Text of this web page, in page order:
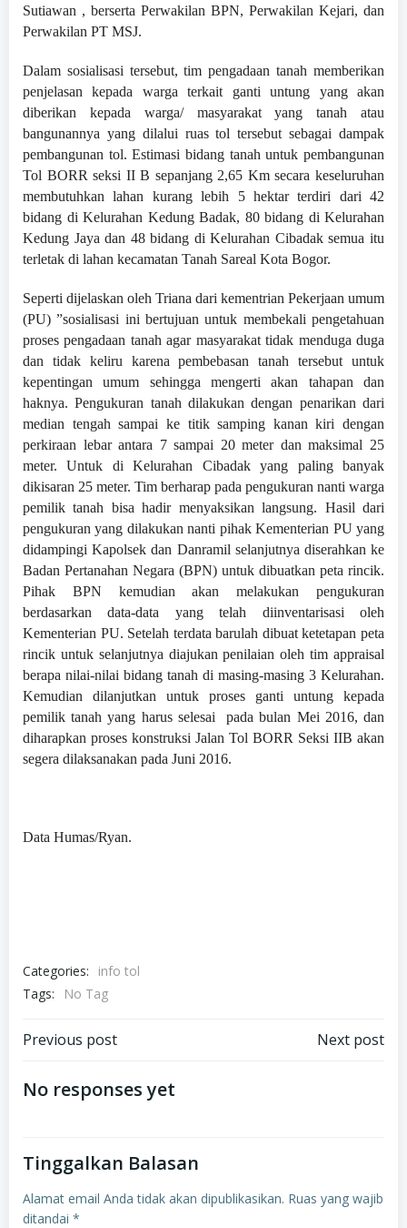
Sutiawan , berserta Perwakilan BPN, Perwakilan Kejari, dan
Perwakilan PT MSJ.
Dalam sosialisasi tersebut, tim pengadaan tanah memberikan
penjelasan kepada warga terkait ganti untung yang akan
diberikan kepada warga/ masyarakat yang tanah atau
bangunannya yang dilalui ruas tol tersebut sebagai dampak
pembangunan tol. Estimasi bidang tanah untuk pembangunan
Tol BORR seksi II B sepanjang 2,65 Km secara keseluruhan
membutuhkan lahan kurang lebih 5 hektar terdiri dari 42
bidang di Kelurahan Kedung Badak, 80 bidang di Kelurahan
Kedung Jaya dan 48 bidang di Kelurahan Cibadak semua itu
terletak di lahan kecamatan Tanah Sareal Kota Bogor.
Seperti dijelaskan oleh Triana dari kementrian Pekerjaan umum
(PU) ”sosialisasi ini bertujuan untuk membekali pengetahuan
proses pengadaan tanah agar masyarakat tidak menduga duga
dan tidak keliru karena pembebasan tanah tersebut untuk
kepentingan umum sehingga mengerti akan tahapan dan
haknya. Pengukuran tanah dilakukan dengan penarikan dari
median tengah sampai ke titik samping kanan kiri dengan
perkiraan lebar antara 7 sampai 20 meter dan maksimal 25
meter. Untuk di Kelurahan Cibadak yang paling banyak
dikisaran 25 meter. Tim berharap pada pengukuran nanti warga
pemilik tanah bisa hadir menyaksikan langsung. Hasil dari
pengukuran yang dilakukan nanti pihak Kementerian PU yang
didampingi Kapolsek dan Danramil selanjutnya diserahkan ke
Badan Pertanahan Negara (BPN) untuk dibuatkan peta rincik.
Pihak BPN kemudian akan melakukan pengukuran
berdasarkan data-data yang telah diinventarisasi oleh
Kementerian PU. Setelah terdata barulah dibuat ketetapan peta
rincik untuk selanjutnya diajukan penilaian oleh tim appraisal
berapa nilai-nilai bidang tanah di masing-masing 3 Kelurahan.
Kemudian dilanjutkan untuk proses ganti untung kepada
pemilik tanah yang harus selesai pada bulan Mei 2016, dan
diharapkan proses konstruksi Jalan Tol BORR Seksi IIB akan
segera dilaksanakan pada Juni 2016.
Data Humas/Ryan.
Categories:
info tol
Tags:
No Tag
Navigasi
pos
Previous post
NavigasiNext post
No responses yet
Tinggalkan Balasan
Alamat email Anda tidak akan dipublikasikan. Ruas yang wajib
ditandai *